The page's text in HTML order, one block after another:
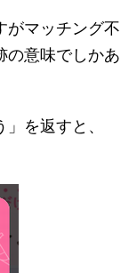
がマッチング不
の意味でしかあ
を返すと、